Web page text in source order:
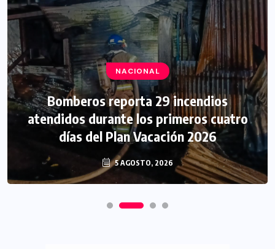
NACIONAL
Bomberos reporta 29 incendios
atendidos durante los primeros cuatro
días del Plan Vacación 2026
5 AGOSTO, 2026